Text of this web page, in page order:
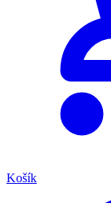
Košík